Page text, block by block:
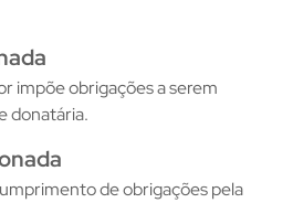
impõe obrigações a serem
donatária.
de obrigações pela